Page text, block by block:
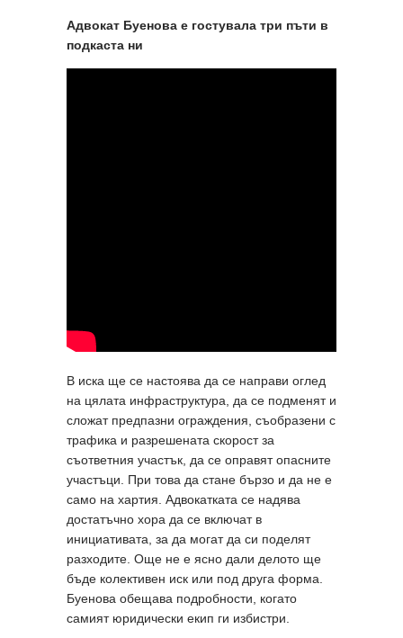
Адвокат Буенова е гостувала три пъти в
подкаста ни
В иска ще се настоява да се направи оглед
на цялата инфраструктура, да се подменят и
сложат предпазни ограждения, съобразени с
трафика и разрешената скорост за
съответния участък, да се оправят опасните
участъци. При това да стане бързо и да не е
само на хартия. Адвокатката се надява
достатъчно хора да се включат в
инициативата, за да могат да си поделят
разходите. Още не е ясно дали делото ще
бъде колективен иск или под друга форма.
Буенова обещава подробности, когато
самият юридически екип ги избистри.